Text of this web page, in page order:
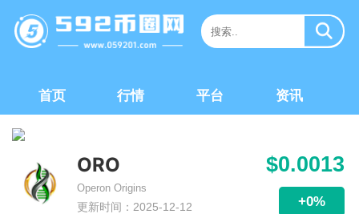
首页 行情 平台 资讯
ORO
Operon Origins
更新时间：2025-12-12
$0.0013
+0%